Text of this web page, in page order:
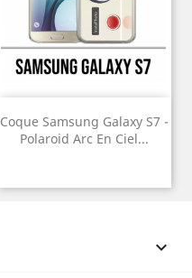
Coque Samsung Galaxy S7 -
Polaroid Arc En Ciel...
